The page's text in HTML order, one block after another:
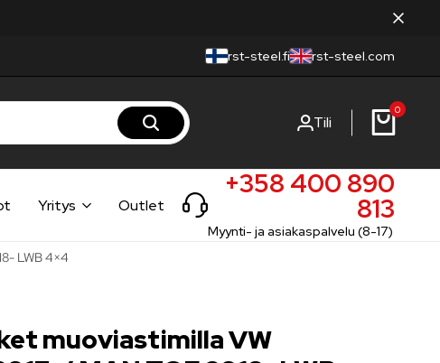
rst-steel.fi rst-steel.com
Tili
0
Yritys Outlet
+358 400 890
813
Myynti- ja asiakaspalvelu (8-17)
LWB 4×4
muoviastimilla VW